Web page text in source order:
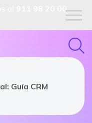
911 98 20 00
Guía CRM